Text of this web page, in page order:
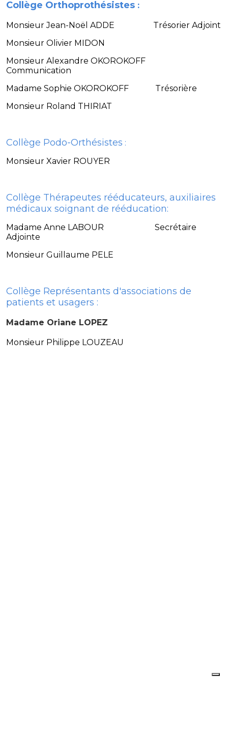
Collège Orthoprothésistes :
Monsieur Jean-Noël ADDE Trésorier Adjoint
Monsieur Olivier MIDON
Monsieur Alexandre OKOROKOFF
Communication
Madame Sophie OKOROKOFF Trésorière
Monsieur Roland THIRIAT
Collège Podo-Orthésistes :
Monsieur Xavier ROUYER
Collège Thérapeutes rééducateurs, auxiliaires
médicaux soignant de rééducation:
Madame Anne LABOUR Secrétaire
Adjointe
Monsieur Guillaume PELE
Collège Représentants d'associations de
patients et usagers :
Madame Oriane LOPEZ
Monsieur Philippe LOUZEAU